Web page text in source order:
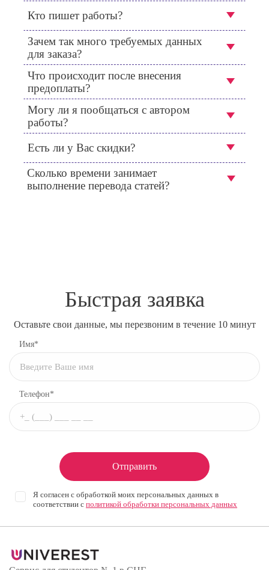
Кто пишет работы?
Зачем так много требуемых данных
для заказа?
Что происходит после внесения
предоплаты?
Могу ли я пообщаться с автором
работы?
Есть ли у Вас скидки?
Сколько времени занимает
выполнение перевода статей?
Быстрая заявка
Оставьте свои данные, мы перезвоним в течение 10 минут
Имя*
Телефон*
Отправить
Я согласен с обработкой моих персональных данных в
соответствии с политикой обработки персональных данных